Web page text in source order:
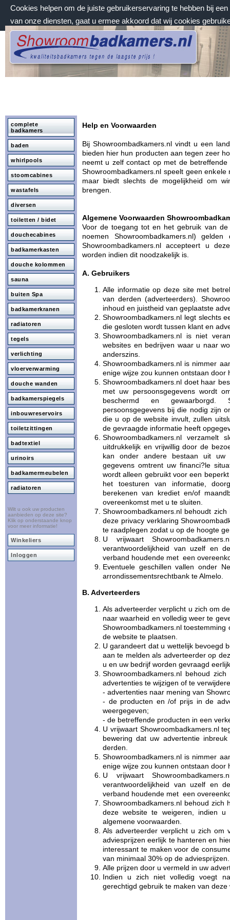
Cookies helpen om de juiste gebruikerservaring te hebben bij
van onze diensten, gaat u ermee akkoord dat wij cookies
maandag 10 augustus 2026, 15:31 uur
Welkom bij Showroombadkamers.nl
complete
badkamers
baden
whirlpools
stoomcabines
wastafels
diversen
toiletten / bidet
douchecabines
badkamerkasten
douche kolommen
sauna
buiten Spa
badkamerkranen
radiatoren
tegels
verlichting
vloerverwarming
douche wanden
badkamerspiegels
inbouwreservoirs
toiletzittingen
badtextiel
urinoirs
badkamermeubelen
radiatoren
Wilt u ook uw producten
aanbieden op deze site?
Klik op onderstaande knop
voor meer informatie!
Winkeliers
Inloggen
Help en Voorwaarden
Bij Showroombadkamers.nl vindt u een
bieden hier hun producten aan tegen zeer
neemt u zelf contact op met de
Showroombadkamers.nl speelt geen
maar biedt slechts de mogelijkheid om
brengen.
Algemene Voorwaarden
Voor de toegang tot en het gebruik van
noemen Showroombadkamers.nl)
Showroombadkamers.nl accepteert u
worden indien dit noodzakelijk is.
A. Gebruikers
Alle informatie op deze site met
van derden (adverteerders).
inhoud en juistheid van geplaatste
Showroombadkamers.nl legt slechts
die gesloten wordt tussen klant en
Showroombadkamers.nl is niet
websites en bedrijven waar u naar
anderszins.
Showroombadkamers.nl is nimmer
enige wijze zou kunnen ontstaan door
Showroombadkamers.nl doet haar
met uw persoonsgegevens wordt
beschermd en gewaarborgd.
persoonsgegevens bij die nodig zijn
die u op de website invult, zullen
de gevraagde informatie heeft
Showroombadkamers.nl verzamelt
uitdrukkelijk en vrijwillig door de
kan onder andere bestaan uit uw
gegevens omtrent uw financi?le
wordt alleen gebruikt voor een
het toesturen van informatie,
berekenen van krediet en/of
overeenkomst met u te sluiten.
Showroombadkamers.nl behoudt
deze privacy verklaring
te raadplegen zodat u op de hoogte
U vrijwaart
verantwoordelijkheid van uzelf en
verband houdende met een
Eventuele geschillen vallen onder
arrondissementsrechtbank te Almelo.
B. Adverteerders
Als adverteerder verplicht u zich om
naar waarheid en volledig weer te
Showroombadkamers.nl
de website te plaatsen.
U garandeert dat u wettelijk bevoegd
aan te melden als adverteerder op
u en uw bedrijf worden gevraagd
Showroombadkamers.nl behoud
advertenties te wijzigen of te
- advertenties naar mening van
- de producten en /of prijs in de
weergegeven;
- de betreffende producten in een
U vrijwaart Showroombadkamers.nl
bewering dat uw advertentie
derden.
Showroombadkamers.nl is nimmer
enige wijze zou kunnen ontstaan door
U vrijwaart
verantwoordelijkheid van uzelf en
verband houdende met een
Showroombadkamers.nl behoud
deze website te weigeren, indien
algemene voorwaarden.
Als adverteerder verplicht u zich om
adviesprijzen eerlijk te hanteren en
interessant te maken voor de
van minimaal 30% op de adviesprijzen.
Alle prijzen door u vermeld in uw
Indien u zich niet volledig voegt
gerechtigd gebruik te maken van deze